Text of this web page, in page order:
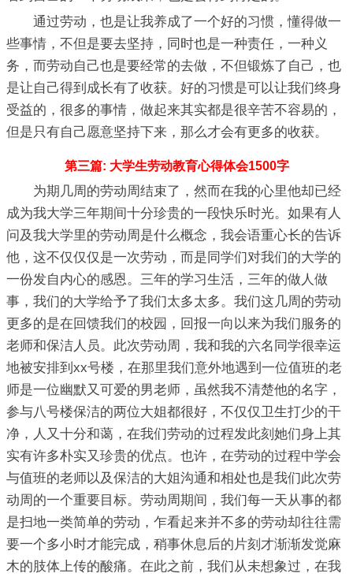
通过劳动，也是让我养成了一个好的习惯，懂得做一
些事情，不但是要去坚持，同时也是一种责任，一种义
务，而劳动自己也是要经常的去做，不但锻炼了自己，也
是让自己得到成长有了收获。好的习惯是可以让我们终身
受益的，很多的事情，做起来其实都是很辛苦不容易的，
但是只有自己愿意坚持下来，那么才会有更多的收获。
第三篇: 大学生劳动教育心得体会1500字
为期几周的劳动周结束了，然而在我的心里他却已经
成为我大学三年期间十分珍贵的一段快乐时光。如果有人
问及我大学里的劳动周是什么概念，我会语重心长的告诉
他，这不仅仅仅是一次劳动，而是同学们对我们的大学的
一份发自内心的感恩。三年的学习生活，三年的做人做
事，我们的大学给予了我们太多太多。我们这几周的劳动
更多的是在回馈我们的校园，回报一向以来为我们服务的
老师和保洁人员。此次劳动周，我和我的六名同学很幸运
地被安排到xx号楼，在那里我们意外地遇到一位值班的老
师是一位幽默又可爱的男老师，虽然我不清楚他的名字，
参与八号楼保洁的两位大姐都很好，不仅仅卫生打少的干
净，人又十分和蔼，在我们劳动的过程发此刻她们身上其
实有许多朴实又珍贵的优点。也许，在劳动的过程中学会
与值班的老师以及保洁的大姐沟通和相处也是我们此次劳
动周的一个重要目标。劳动周期间，我们每一天从事的都
是扫地一类简单的劳动，乍看起来并不多的劳动却往往需
要一个多小时才能完成，稍事休息后的片刻才渐渐发觉麻
木的肢体上传的酸痛。在此之前，我们从未想象过，在我